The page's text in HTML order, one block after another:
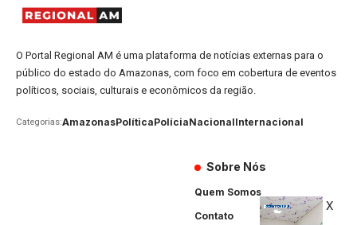
O Portal Regional AM é uma plataforma de notícias externas para o
público do estado do Amazonas, com foco em cobertura de eventos
políticos, sociais, culturais e econômicos da região.
Categorias:AmazonasPolíticaPolíciaNacionalInternacional
Sobre Nós
Quem Somos
Contato
X